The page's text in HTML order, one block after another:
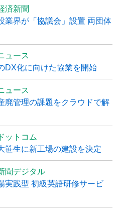
済新聞
業界が「協議会」設置 両団体
ュース
DX化に向けた協業を開始
ュース
廃管理の課題をクラウドで解
ットコム
笹生に新工場の建設を決定
聞デジタル
実践型 初級英語研修サービ